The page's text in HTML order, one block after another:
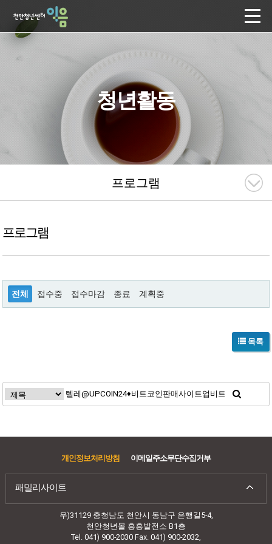
청년활동
프로그램
프로그램
전체 접수중 접수마감 종료 계획중
목록
개인정보처리방침 이메일주소무단수집거부
패밀리사이트
우)31129 충청남도 천안시 동남구 은행길5-4,
천안청년몰 흥흥발전소 B1층
Tel. 041) 900-2030 Fax. 041) 900-2032,